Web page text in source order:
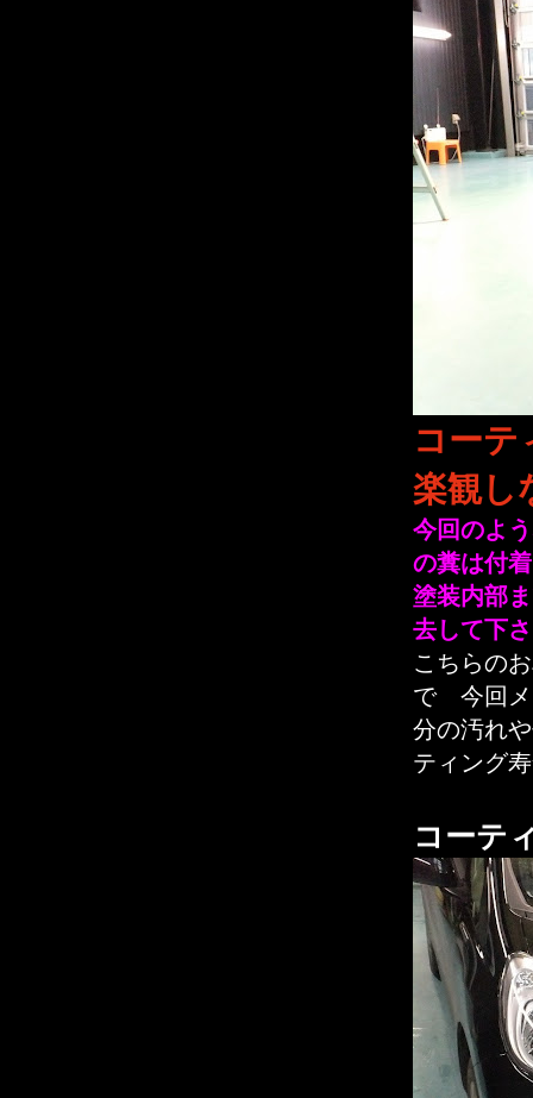
コーテ
楽観し
今回のよ
の糞は付
塗装内部
去して下
こちらの
で 今回メ
分の汚れ
ティング
コーテ